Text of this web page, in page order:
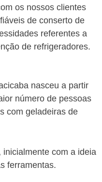
os nossos clientes
de conserto de
referentes a
de refrigeradores.
nasceu a partir
número de pessoas
com geladeiras de
com a ideia
ferramentas.